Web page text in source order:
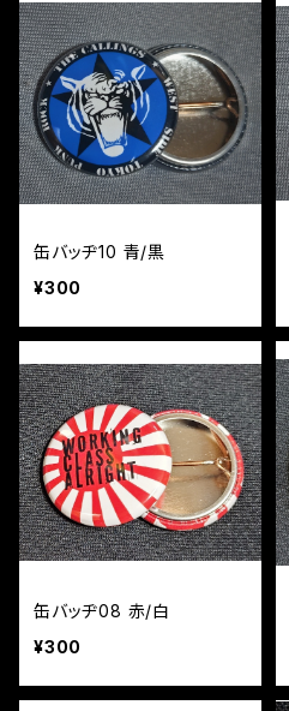
缶バッヂ10 青/黒
¥300
缶バッヂ08 赤/白
¥300